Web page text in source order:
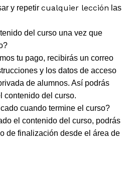
y repetir cualquier lección las
del curso una vez que
tu pago, recibirás un correo
y los datos de acceso
de alumnos. Así podrás
contenido del curso.
cuando termine el curso?
el contenido del curso, podrás
de finalización desde el área de